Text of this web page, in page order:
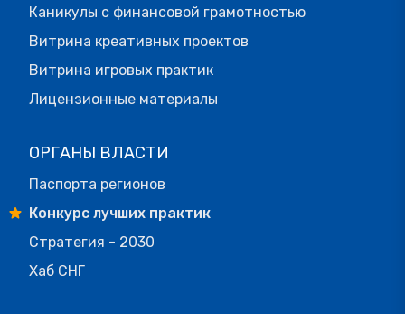
Каникулы с финансовой грамотностью
Витрина креативных проектов
Витрина игровых практик
Лицензионные материалы
ОРГАНЫ ВЛАСТИ
Паспорта регионов
Конкурс лучших практик
Стратегия - 2030
Хаб СНГ